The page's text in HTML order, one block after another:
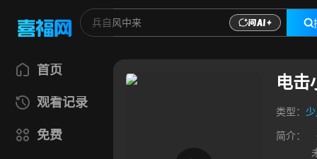
首页
观看记录
免费
电击
类型：
简介：